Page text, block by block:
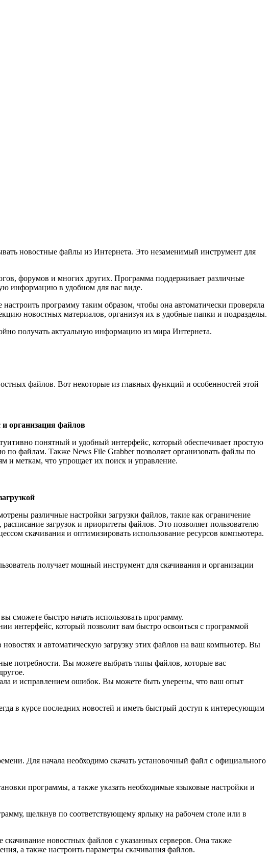
новостные файлы из Интернета. Это незаменимый инструмент для
форумов и многих других. Программа поддерживает различные
информацию в удобном для вас виде.
программу таким образом, чтобы она автоматически проверяла
новостных материалов, организуя их в удобные папки и подразделы.
получать актуальную информацию из мира Интернета.
файлов. Вот некоторые из главных функций и особенностей этой
организация файлов
понятный и удобный интерфейс, который обеспечивает простую
по файлам. Также News File Grabber позволяет организовать файлы по
и меткам, что упрощает их поиск и управление.
различные настройки загрузки файлов, такие как ограничение
расписание загрузок и приоритеты файлов. Это позволяет пользователю
скачивания и оптимизировать использование ресурсов компьютера.
получает мощный инструмент для скачивания и организации
сможете быстро начать использовать программу.
интерфейс, который позволит вам быстро освоиться с программой
и автоматическую загрузку этих файлов на ваш компьютер. Вы
потребности. Вы можете выбрать типы файлов, которые вас
и исправлением ошибок. Вы можете быть уверены, что ваш опыт
в курсе последних новостей и иметь быстрый доступ к интересующим
Для начала необходимо скачать установочный файл с официального
программы, а также указать необходимые языковые настройки и
щелкнув по соответствующему ярлыку на рабочем столе или в
новостных файлов с указанных серверов. Она также
а также настроить параметры скачивания файлов.